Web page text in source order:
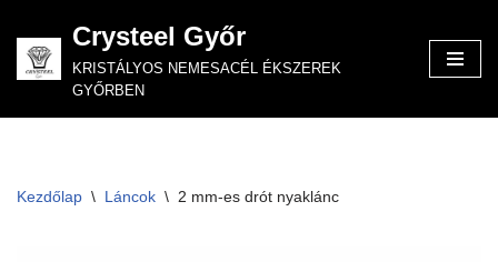
Skip
to
Crysteel Győr
KRISTÁLYOS NEMESACÉL ÉKSZEREK
GYŐRBEN
Kezdőlap \ Láncok \ 2 mm-es drót nyaklánc